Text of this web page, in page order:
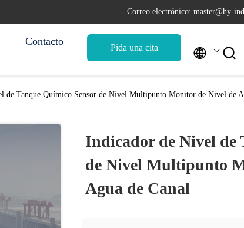
Correo electrónico: master@hy-
Contacto
Pida una cita  
de Tanque Químico Sensor de Nivel Multipunto Monitor de Nivel de
Indicador de Nivel de
de Nivel Multipunto
Agua de Canal